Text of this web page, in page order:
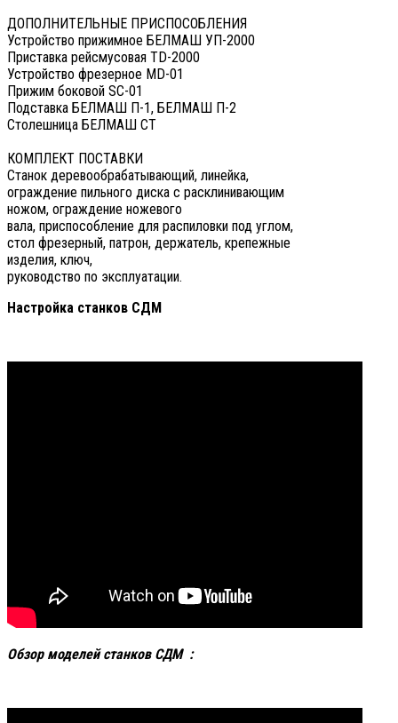
ДОПОЛНИТЕЛЬНЫЕ ПРИСПОСОБЛЕНИЯ
Устройство прижимное БЕЛМАШ УП-2000
Приставка рейсмусовая TD-2000
Устройство фрезерное MD-01
Прижим боковой SC-01
Подставка БЕЛМАШ П-1, БЕЛМАШ П-2
Столешница БЕЛМАШ СТ
КОМПЛЕКТ ПОСТАВКИ
Станок деревообрабатывающий, линейка,
ограждение пильного диска с расклинивающим
ножом, ограждение ножевого
вала, приспособление для распиловки под углом,
стол фрезерный, патрон, держатель, крепежные
изделия, ключ,
руководство по эксплуатации.
Настройка станков СДМ
Обзор моделей станков СДМ :